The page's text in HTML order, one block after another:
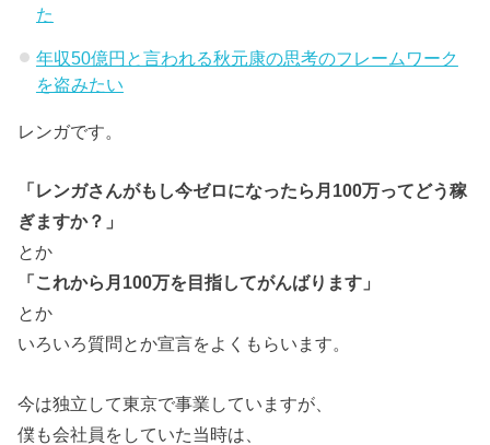
た
年収50億円と言われる秋元康の思考のフレームワーク
を盗みたい
レンガです。
「レンガさんがもし今ゼロになったら月100万ってどう稼
ぎますか？」
とか
「これから月100万を目指してがんばります」
とか
いろいろ質問とか宣言をよくもらいます。
今は独立して東京で事業していますが、
僕も会社員をしていた当時は、